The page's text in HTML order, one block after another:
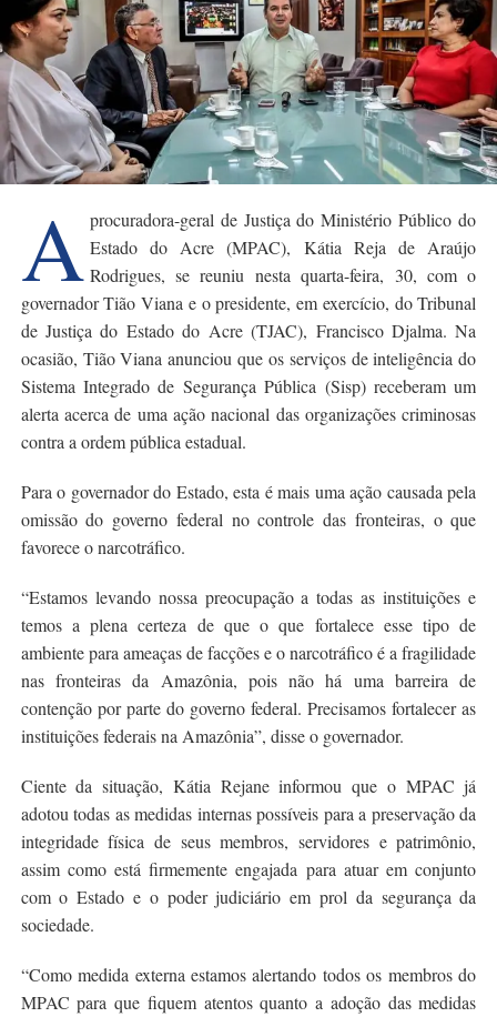
A procuradora-geral de Justiça do Ministério Público do
Estado do Acre (MPAC), Kátia Reja de Araújo
Rodrigues, se reuniu nesta quarta-feira, 30, com o
governador Tião Viana e o presidente, em exercício, do Tribunal
de Justiça do Estado do Acre (TJAC), Francisco Djalma. Na
ocasião, Tião Viana anunciou que os serviços de inteligência do
Sistema Integrado de Segurança Pública (Sisp) receberam um
alerta acerca de uma ação nacional das organizações criminosas
contra a ordem pública estadual.
Para o governador do Estado, esta é mais uma ação causada pela
omissão do governo federal no controle das fronteiras, o que
favorece o narcotráfico.
“Estamos levando nossa preocupação a todas as instituições e
temos a plena certeza de que o que fortalece esse tipo de
ambiente para ameaças de facções e o narcotráfico é a fragilidade
nas fronteiras da Amazônia, pois não há uma barreira de
contenção por parte do governo federal. Precisamos fortalecer as
instituições federais na Amazônia”, disse o governador.
Ciente da situação, Kátia Rejane informou que o MPAC já
adotou todas as medidas internas possíveis para a preservação da
integridade física de seus membros, servidores e patrimônio,
assim como está firmemente engajada para atuar em conjunto
com o Estado e o poder judiciário em prol da segurança da
sociedade.
“Como medida externa estamos alertando todos os membros do
MPAC para que fiquem atentos quanto a adoção das medidas